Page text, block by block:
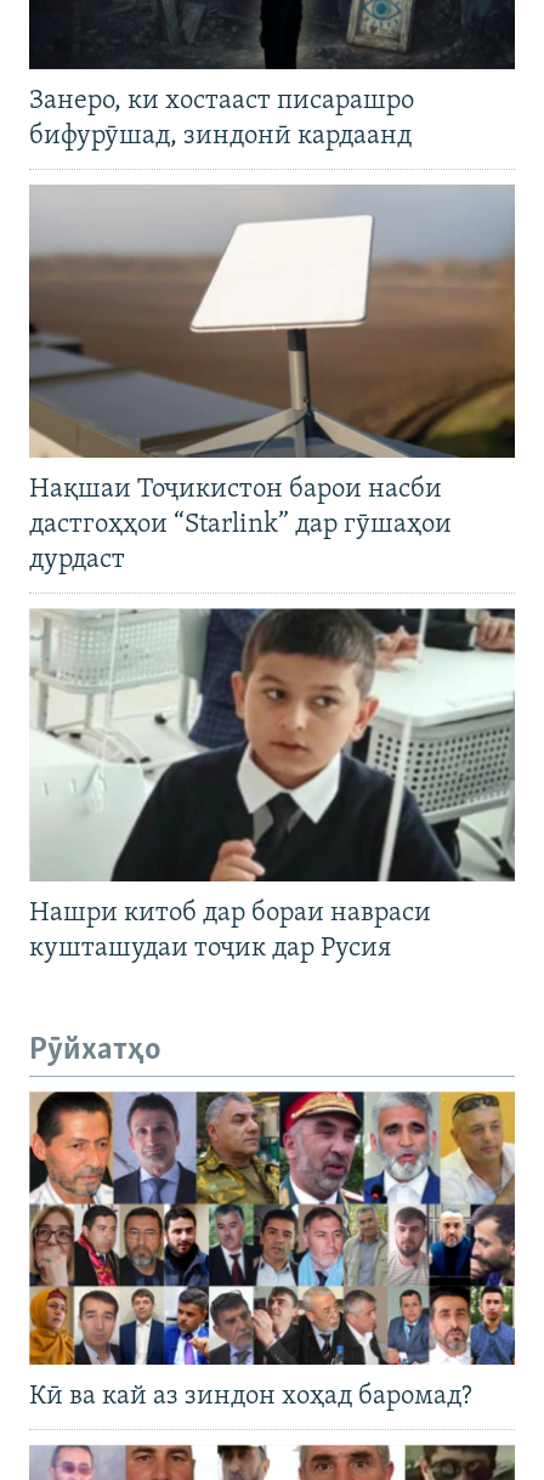
Занеро, ки хостааст писарашро
бифурӯшад, зиндонӣ кардаанд
Нақшаи Тоҷикистон барои насби
дастгоҳҳои “Starlink” дар гӯшаҳои
дурдаст
Нашри китоб дар бораи навраси
кушташудаи тоҷик дар Русия
Рӯйхатҳо
Кӣ ва кай аз зиндон хоҳад баромад?